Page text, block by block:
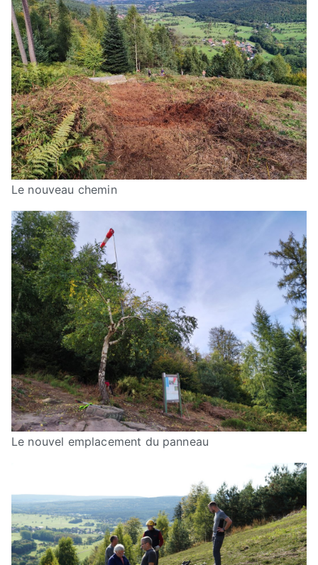
Le nouveau chemin
Le nouvel emplacement du panneau